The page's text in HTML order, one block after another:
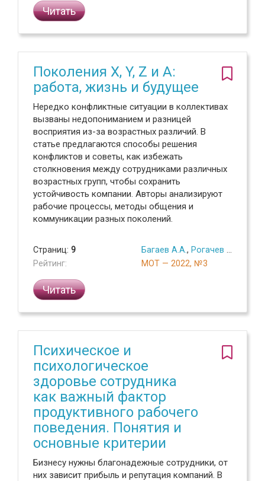
Читать
Поколения X, Y, Z и Α:
работа, жизнь и будущее
Нередко конфликтные ситуации в коллективах
вызваны недопониманием и разницей
восприятия из-за возрастных различий. В
статье предлагаются способы решения
конфликтов и советы, как избежать
столкновения между сотрудниками различных
возрастных групп, чтобы сохранить
устойчивость компании. Авторы анализируют
рабочие процессы, методы общения и
коммуникации разных поколений.
Страниц: 9
Рейтинг:
Багаев А.А. , Рогачев А.Ю.
МОТ — 2022, №3
Читать
Психическое и
психологическое
здоровье сотрудника
как важный фактор
продуктивного рабочего
поведения. Понятия и
основные критерии
Бизнесу нужны благонадежные сотрудники, от
них зависит прибыль и репутация компаний. В